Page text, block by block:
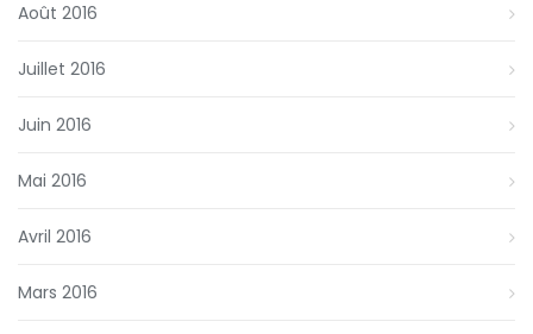
Août 2016
Juillet 2016
Juin 2016
Mai 2016
Avril 2016
Mars 2016